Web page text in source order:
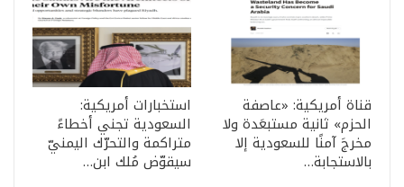
قناة أمريكية: «عاصفة
الحزم» ثانية مستبعَدة ولا
مخرجَ آمنًا للسعودية إلا
بالاستجابة…
استخبارات أمريكية:
السعودية تجني أخطاءً
متراكمة والتحرّك اليمنيّ
سيقوّض مُلك ابن…